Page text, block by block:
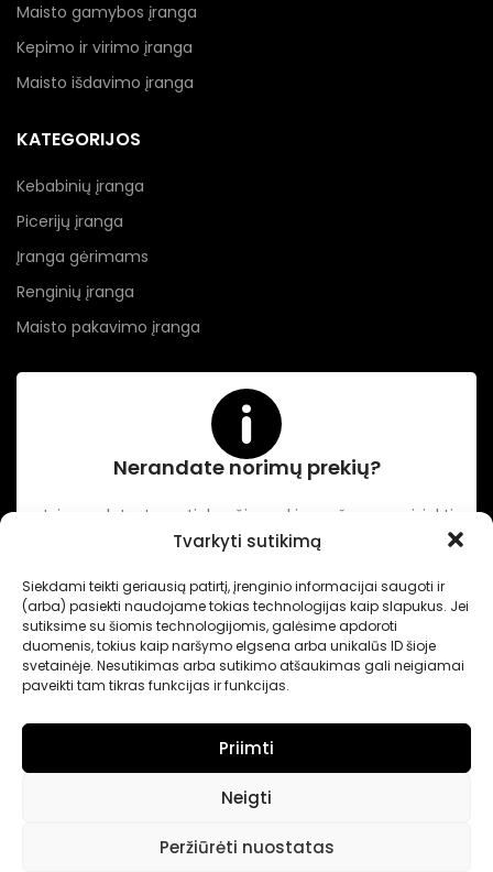
Tvarkyti sutikimą
Siekdami teikti geriausią patirtį, įrenginio informacijai saugoti ir
(arba) pasiekti naudojame tokias technologijas kaip slapukus. Jei
sutiksime su šiomis technologijomis, galėsime apdoroti
duomenis, tokius kaip naršymo elgsena arba unikalūs ID šioje
svetainėje. Nesutikimas arba sutikimo atšaukimas gali neigiamai
paveikti tam tikras funkcijas ir funkcijas.
Priimti
Neigti
Peržiūrėti nuostatas
Maisto gamybos įranga
Kepimo ir virimo įranga
Maisto išdavimo įranga
KATEGORIJOS
Kebabinių įranga
Picerijų įranga
Įranga gėrimams
Renginių įranga
Maisto pakavimo įranga
Nerandate norimų prekių?
Jei neradote Jums tinkančių prekių prašome susisiekti
kontaktuose nurodytu tel. numeriu arba el. paštu.
Intertechnika Sukurta pagal užsakymą-Dominykas Vitkauskas.
Internetinių svetainių sprendimai